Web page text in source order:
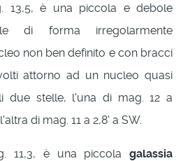
13,5, è una piccola e debole
di forma irregolarmente
non ben definito e con bracci
attorno ad un nucleo quasi
due stelle, l'una di mag. 12 a
di mag. 11 a 2,8' a SW.
11,3, è una piccola galassia